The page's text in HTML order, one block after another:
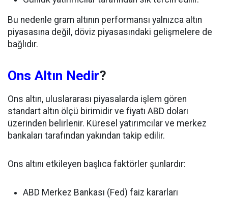
Bu nedenle gram altının performansı yalnızca altın
piyasasına değil, döviz piyasasındaki gelişmelere de
bağlıdır.
Ons Altın Nedir?
Ons altın, uluslararası piyasalarda işlem gören
standart altın ölçü birimidir ve fiyatı ABD doları
üzerinden belirlenir. Küresel yatırımcılar ve merkez
bankaları tarafından yakından takip edilir.
Ons altını etkileyen başlıca faktörler şunlardır:
ABD Merkez Bankası (Fed) faiz kararları